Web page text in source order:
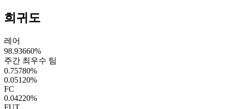
희귀도
레어
98.93660%
주간 최우수 팀
0.75780%
0.05120%
FC
0.04220%